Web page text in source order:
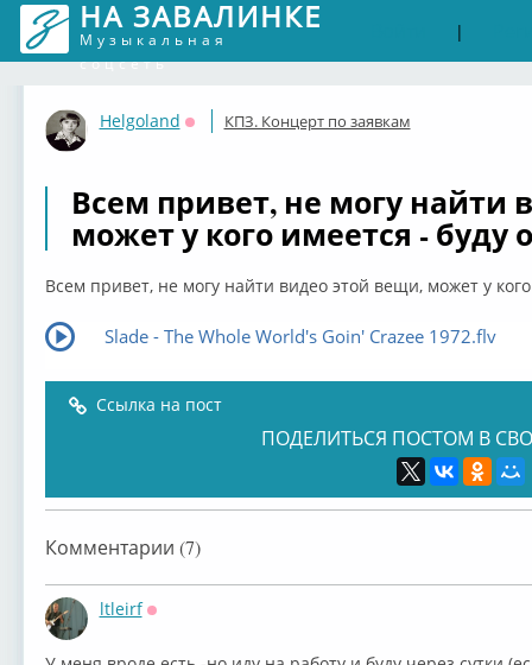
НА ЗАВАЛИНКЕ
Музыкальная
соцсеть
|
Helgoland
Оффлайн
КПЗ. Концерт по заявкам
Всем привет, не могу найти
может у кого имеется -
Всем привет, не могу найти видео этой вещи, может у
Slade - The Whole World's Goin' Crazee 1972.flv
Ссылка на пост
ПОДЕЛИТЬСЯ ПОСТОМ В
Комментарии (7)
ltleirf